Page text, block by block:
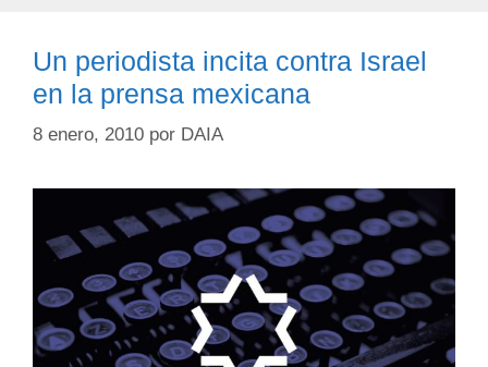
Un periodista incita contra Israel
en la prensa mexicana
8 enero, 2010 por DAIA